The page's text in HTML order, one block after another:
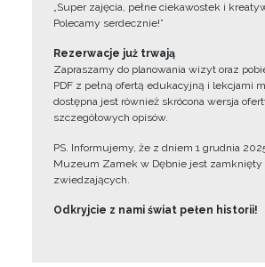
„Super zajęcia, pełne ciekawostek i
Polecamy serdecznie!”
Rezerwacje już trwają
Zapraszamy do planowania wizyt oraz
PDF z pełną ofertą edukacyjną i lekcjami
dostępna jest również skrócona wersja
szczegółowych opisów.
PS. Informujemy, że z dniem 1 grudnia
Muzeum Zamek w Dębnie jest zamknięty
zwiedzających.
Odkryjcie z nami świat pełen historii!